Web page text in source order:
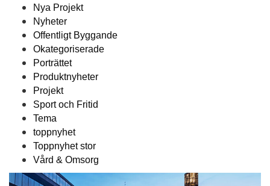
Nya Projekt
Nyheter
Offentligt Byggande
Okategoriserade
Porträttet
Produktnyheter
Projekt
Sport och Fritid
Tema
toppnyhet
Toppnyhet stor
Vård & Omsorg